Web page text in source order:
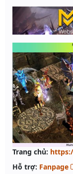
Trang chủ:
Hỗ trợ: Fanpage